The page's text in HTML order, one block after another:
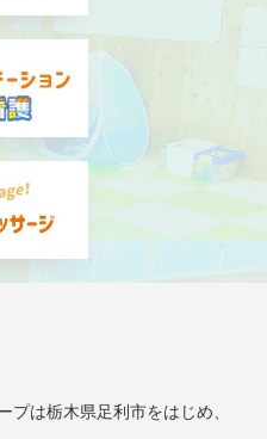
プは栃木県足利市をはじめ、